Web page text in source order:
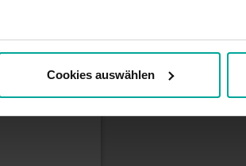
Cookies auswählen